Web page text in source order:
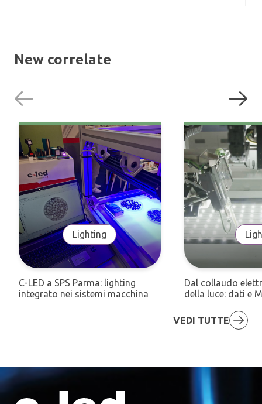
New correlate
Lighting
C-LED a SPS Parma: lighting
integrato nei sistemi macchina
Dal collaudo
della luce: dati e
VEDI TUTTE